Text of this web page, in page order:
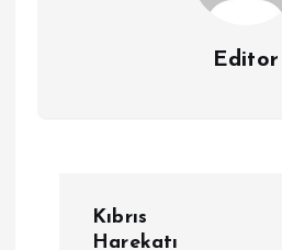
Editor
Kıbrıs
Harekatı